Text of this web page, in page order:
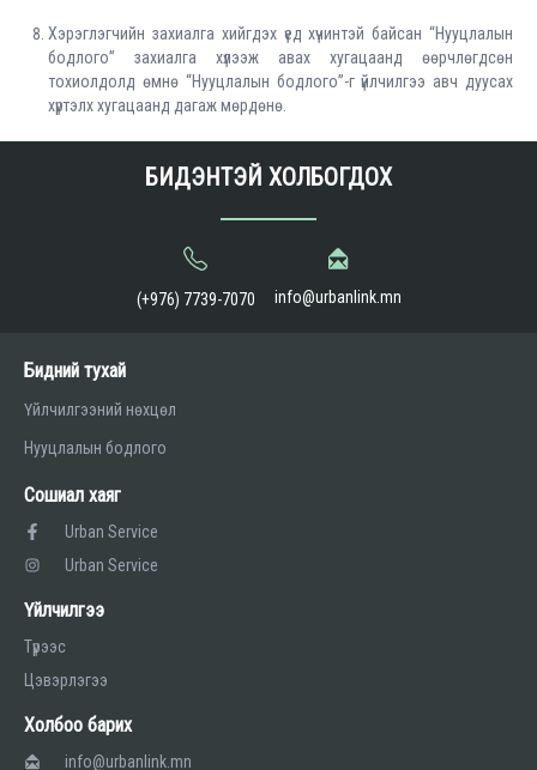
Хэрэглэгчийн захиалга хийгдэх үед хүчинтэй байсан “Нууцлалын
бодлого” захиалга хүлээж авах хугацаанд өөрчлөгдсөн
тохиолдолд өмнө “Нууцлалын бодлого”-г үйлчилгээ авч дуусах
хүртэлх хугацаанд дагаж мөрдөнө.
БИДЭНТЭЙ ХОЛБОГДОХ
(+976) 7739-7070 info@urbanlink.mn
Бидний тухай
Үйлчилгээний нөхцөл
Нууцлалын бодлого
Сошиал хаяг
Urban Service
Urban Service
Үйлчилгээ
Түрээс
Цэвэрлэгээ
Холбоо барих
info@urbanlink.mn